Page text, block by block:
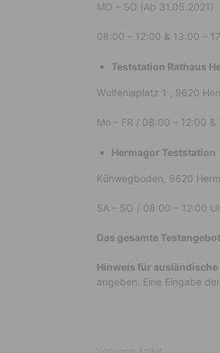
MO – SO (Ab 31.05.2021)
08:00 – 12:00 & 13:00 –
Teststation Rathaus
Wulfeniaplatz 1 , 9620
Mo – FR / 08:00 – 12:00
Hermagor Teststation
Kühwegboden, 9620
SA – SO / 08:00 – 12:00
Das gesamte
Hinweis für ausländische
angeben. Eine Eingabe